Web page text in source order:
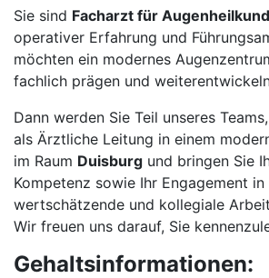
Sie sind Facharzt für
operativer Erfahrung und
möchten ein modernes
fachlich prägen und
Dann werden Sie Teil unseres
als Ärztliche Leitung in einem
im Raum Duisburg und bringen Sie
Kompetenz sowie Ihr Engagement in
wertschätzende und kollegiale
Wir freuen uns darauf, Sie
Gehaltsinformationen: